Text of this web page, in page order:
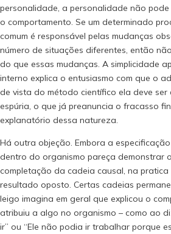
personalidade, a personalidade não pode
o comportamento. Se um determinado
comum é responsável pelas mudanças
número de situações diferentes, então
do que essas mudanças. A simplicidade
interno explica o entusiasmo com que o
de vista do método científico ela deve ser
espúria, o que já preanuncia o fracasso
explanatório dessa natureza.
Há outra objeção. Embora a
dentro do organismo pareça demonstrar
completação da cadeia causal, na
resultado oposto. Certas cadeias
leigo imagina em geral que explicou o
atribuiu a algo no organismo – como ao
ir” ou “Ele não podia ir trabalhar porque